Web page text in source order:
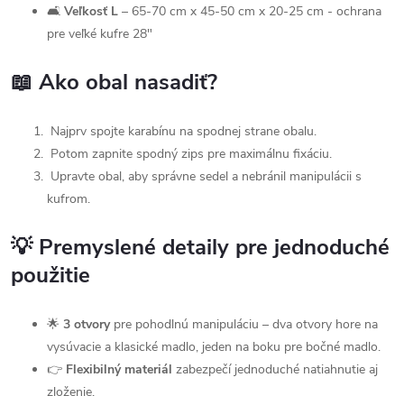
🛋 Veľkosť L – 65-70 cm x 45-50 cm x 20-25 cm - ochrana
pre veľké kufre 28"
📖 Ako obal nasadiť?
Najprv spojte karabínu na spodnej strane obalu.
Potom zapnite spodný zips pre maximálnu fixáciu.
Upravte obal, aby správne sedel a nebránil manipulácii s
kufrom.
💡 Premyslené detaily pre jednoduché
použitie
🌟 3 otvorypre pohodlnú manipuláciu – dva otvory hore na
vysúvacie a klasické madlo, jeden na boku pre bočné madlo.
👉 Flexibilný materiál zabezpečí jednoduché natiahnutie aj
zloženie.